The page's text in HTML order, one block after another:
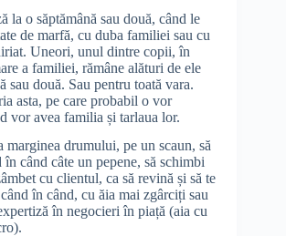
la o săptămână sau două, când le
de marfă, cu duba familiei sau cu
Uneori, unul dintre copii, în
a familiei, rămâne alături de ele
sau două. Sau pentru toată vara.
asta, pe care probabil o vor
vor avea familia și tarlaua lor.
marginea drumului, pe un scaun, să
când câte un pepene, să schimbi
cu clientul, ca să revină și să te
în când, cu ăia mai zgârciți sau
în negocieri în piață (aia cu